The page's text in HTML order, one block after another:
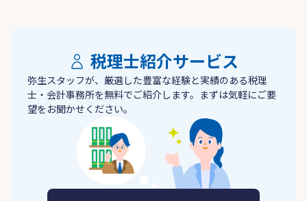
税理士紹介サービス
弥生スタッフが、厳選した豊富な経験と実績のある税理
士・会計事務所を無料でご紹介します。まずは気軽にご要
望をお聞かせください。